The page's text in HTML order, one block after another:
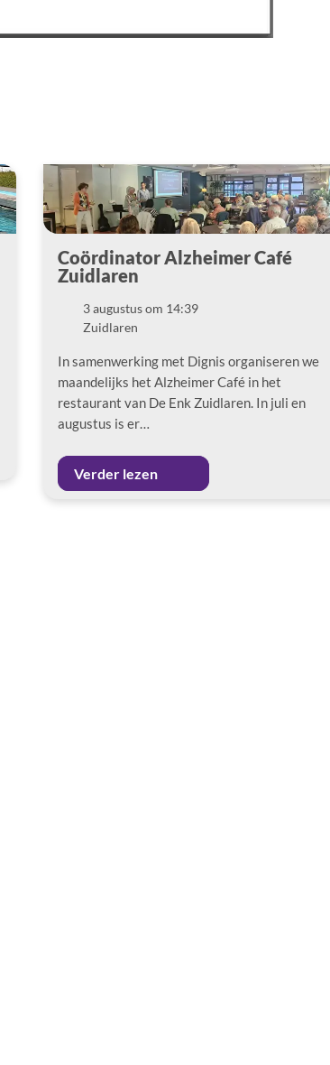
Coördinator Alzheimer Café
Zuidlaren
Datum
3 augustus om 14:39
Locatie
Zuidlaren
In samenwerking met Dignis organiseren we
maandelijks het Alzheimer Café in het
restaurant van De Enk Zuidlaren. In juli en
augustus is er…
Verder lezen